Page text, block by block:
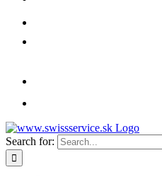
Search for: